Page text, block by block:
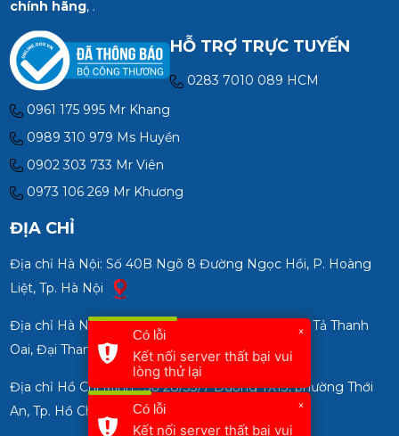
chính hãng, .
HỖ TRỢ TRỰC TUYẾN
0283 7010 089 HCM
0961 175 995 Mr Khang
0989 310 979 Ms Huyền
0902 303 733 Mr Viên
0973 106 269 Mr Khương
ĐỊA CHỈ
Địa chỉ Hà Nội: Số 40B Ngõ 8 Đường Ngọc Hồi, P. Hoàng
Liệt, Tp. Hà Nội
Địa chỉ Hà Nội CN2: Số 85 Thượng Phúc, Đường Tả Thanh
Oai, Đại Thanh, Tp. Hà Nội
Địa chỉ Hồ Chí Minh : Số 28/33/7 Đường TX13, phường Thới
An, Tp. Hồ Chí Minh
×
Có lỗi
Kết nối server thất bại vui
lòng thử lại
×
Có lỗi
Kết nối server thất bại vui